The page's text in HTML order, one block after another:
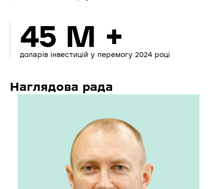
45 M +
доларів інвестицій у перемогу 2024 році
Наглядова рада